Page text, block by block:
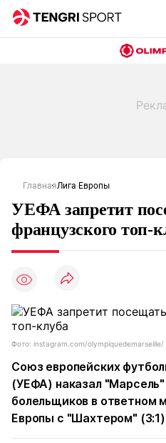
ГлавнаяЛига Европы
УЕФА запретит
французского топ-
Фото: instagram.com/olympiquedemarseille/
Союз европейских
(УЕФА) наказал
болельщиков в ответном
Европы с "Шахтером"